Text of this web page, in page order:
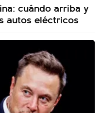
cuándo arriba y
autos eléctricos